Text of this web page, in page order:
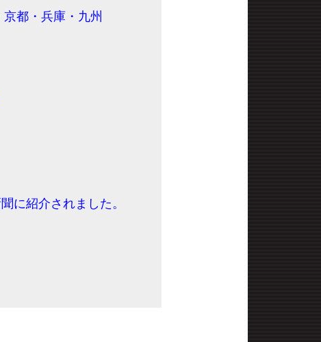
都・兵庫・九州
紹介されました。